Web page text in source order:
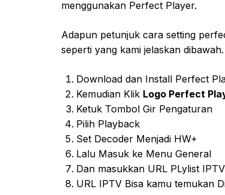
menggunakan Perfect Player.
Adapun petunjuk cara setting
seperti yang kami jelaskan dibawah.
Download dan Install Perfect
Kemudian Klik Logo Perfect
Ketuk Tombol Gir Pengaturan
Pilih Playback
Set Decoder Menjadi HW+
Lalu Masuk ke Menu General
Dan masukkan URL PLylist
URL IPTV Bisa kamu temukan